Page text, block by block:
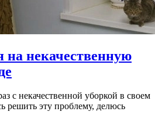
на некачественную
с некачественной уборкой в своем
решить эту проблему, делюсь